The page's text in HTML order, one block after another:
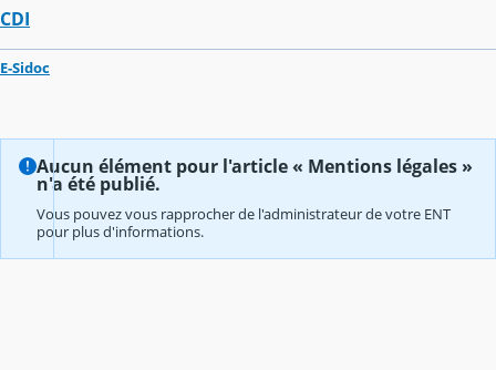
CDI
E-Sidoc
Aucun élément pour l'article « Mentions légales »
n'a été publié.
Vous pouvez vous rapprocher de l'administrateur de votre ENT
pour plus d'informations.